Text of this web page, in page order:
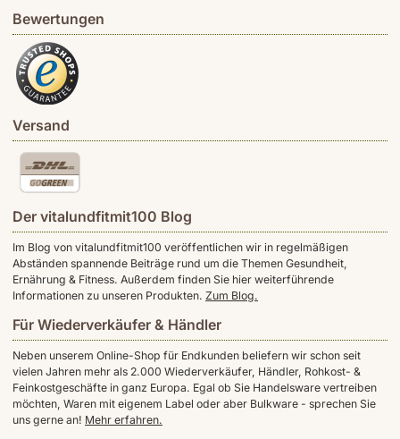
Bewertungen
Versand
Der vitalundfitmit100 Blog
Im Blog von vitalundfitmit100 veröffentlichen wir in regelmäßigen
Abständen spannende Beiträge rund um die Themen Gesundheit,
Ernährung & Fitness. Außerdem finden Sie hier weiterführende
Informationen zu unseren Produkten. Zum Blog.
Für Wiederverkäufer & Händler
Neben unserem Online-Shop für Endkunden beliefern wir schon seit
vielen Jahren mehr als 2.000 Wiederverkäufer, Händler, Rohkost- &
Feinkostgeschäfte in ganz Europa. Egal ob Sie Handelsware vertreiben
möchten, Waren mit eigenem Label oder aber Bulkware - sprechen Sie
uns gerne an! Mehr erfahren.